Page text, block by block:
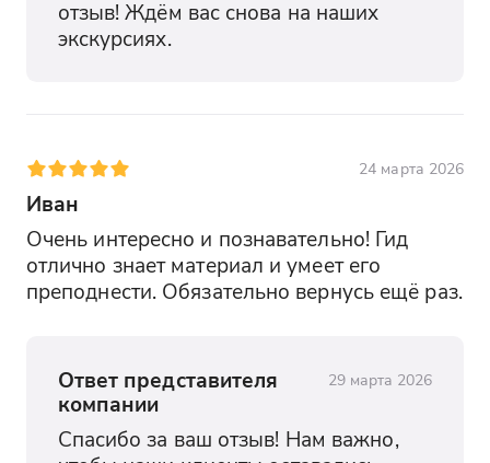
отзыв! Ждём вас снова на наших
экскурсиях.
24 марта 2026
Иван
Очень интересно и познавательно! Гид
отлично знает материал и умеет его
преподнести. Обязательно вернусь ещё раз.
Ответ представителя
компании
29 марта 2026
Спасибо за ваш отзыв! Нам важно,